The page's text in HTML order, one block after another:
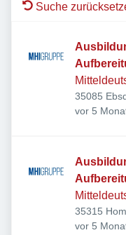
Suche
35085
vor 5
35315
vor 5